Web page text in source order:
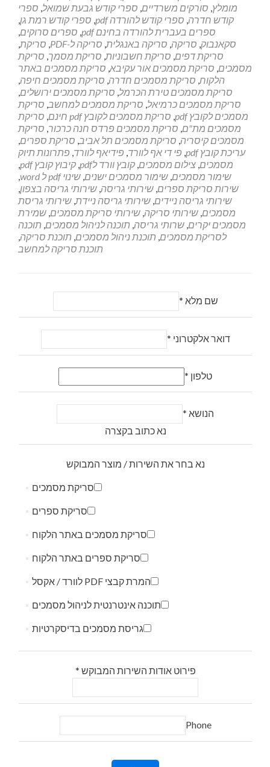
מומלץ, סורקים משרדיים, ספרי קודש גבעת שמואל, ספרי
קודש חדרה, ספרי קודש להורדה pdf , ספרי קודש רמת גן,
ספרים בעברית להורדה בחינם pdf
, ספרים סרוקים,
סקאנבוק, סריקה, סריקה באנגלית, סריקה ל-PDF , סריקת,
סריקת דפים, סריקת חשבוניות, סריקת מסמך, סריקת
מסמכים, סריקת מסמכים אור עקיבא, סריקת מסמכים באתר
הלקוח, סריקת מסמכים חדרה, סריקת מסמכים חיפה,
סריקת מסמכים טירת הכרמל, סריקת מסמכים ירושלים,
סריקת מסמכים כרמיאל, סריקת מסמכים למחשב, סריקת
מסמכים לקובץ pdf
, סריקת מסמכים לקובץ pdf חינם , סריקת
מסמכים מת"ם, סריקת מסמכים פרדס חנה כרכור, סריקת
מסמכים קיסריה, סריקת מסמכים תל אביב, סריקת ספרים,
עריכת קובץ pdf
, פי די אף לוורד, פידיאף לוורד, פתרונות תיוק
מסמכים, צילום מסמכים, קובץ וורד לpdf , קיבוץ קובץ pdf
,
שימור מסמכים, שימור מסמכים ישנים, שינוי pdf ל word
,
שירות סריקת ספרים, שירותי גריסה, שירותי גריסה בצפון,
שירותי גריסה ניידים, שירותי גריסה ניידת, שירותי גריסת
מסמכים, שירותי סריקה, שירותי סריקת מסמכים, שמירת
מסמכים יקרים, שרותי גריסה, תוכנה לניהול מסמכים, תוכנה
לסריקת מסמכים, תוכנת ניהול מסמכים, תוכנת סריקה,
תוכנת סריקה למחשב
שם מלא *
דואר אלקטרוני *
טלפון *
הנושא *
נא כתוב בקצרה
נא בחר את השירות / מוצר המבוקש
סריקת מסמכים
סריקת ספרים
סריקת מסמכים באתר הלקוח
סריקת ספרים באתר הלקוח
המרת קבצי PDF לוורד / אקסל
תוכנה אינטרנטית לניהול מסמכים
גריסת מסמכים בדיסקרטיות
פירוט אודות השירות המבוקש *
Phone